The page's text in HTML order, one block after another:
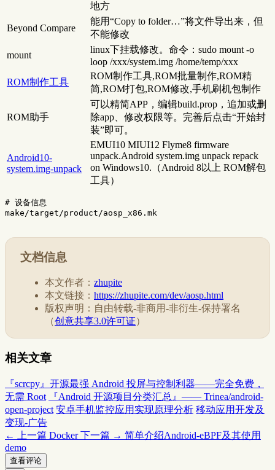
地方
Beyond Compare
能用“Copy to folder…”将文件导出来，但
不能修改
mount
linux下挂载修改。命令：sudo mount -o
loop /xxx/system.img /home/temp/xxx
ROM制作工具
ROM制作工具,ROM批量制作,ROM精
简,ROM打包,ROM修改,手机刷机包制作
ROM助手
可以精简APP，编辑build.prop，追加或删
除app、修改权限等。完善后点击“开始封
装”即可。
Android10-
system.img-unpack
EMUI10 MIUI12 Flyme8 firmware
unpack.Android system.img unpack repack
on Windows10.（Android 8以上 ROM解包
工具）
# 设备信息
文档信息
本文作者： zhupite
本文链接： https://zhupite.com/dev/aosp.html
版权声明：自由转载-非商用-非衍生-保持署名
（创意共享3.0许可证）
相关文章
『scrcpy』开源最强 Android 投屏与控制利器——完全免费，
无需 Root
『Android 开源项目分类汇总』—— Trinea/android-
open-project 安卓手机监控应用实现原理分析 移动应用开发及
变现-广告
← 上一篇 Docker 下一篇 → 简单介绍Android-eBPF及其使用
demo
查看评论